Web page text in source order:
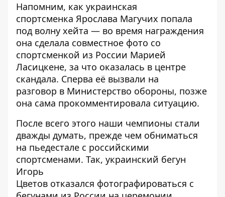
Напомним, как украинская
спортсменка Ярослава Магучих попала
под волну хейта — во время награждения
она сделала совместное фото со
спортсменкой из России Марией
Ласицкене, за что оказалась в центре
скандала. Сперва её вызвали на
разговор в Министерство обороны, позже
она сама прокомментировала ситуацию.
После всего этого наши чемпионы стали
дважды думать, прежде чем обниматься
на пьедестале с российскими
спортсменами. Так, украинский бегун
Игорь
Цветов отказался фотографироваться с